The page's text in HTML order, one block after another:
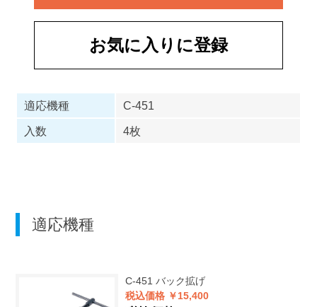
お気に入りに登録
適応機種
C-451
入数
4枚
適応機種
C-451 バック拡げ
税込価格 ￥15,400